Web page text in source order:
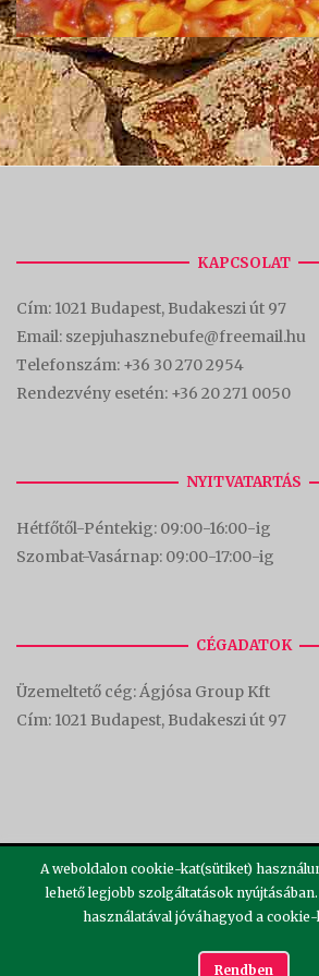
KAPCSOLAT
Cím: 1021 Budapest, Budakeszi út 97
Email: szepjuhasznebufe@freemail.hu
Telefonszám: +36 30 270 2954
Rendezvény esetén: +36 20 271 0050
NYITVATARTÁS
Hétfőtől-Péntekig: 09:00-16:00-ig
Szombat-Vasárnap: 09:00-17:00-ig
CÉGADATOK
Üzemeltető cég: Ágjósa Group Kft
Cím: 1021 Budapest, Budakeszi út 97
Theme by
A weboldalon cookie-kat(sütiket)
lehető legjobb szolgáltatások
használatával jóváhagyod a
Rendben